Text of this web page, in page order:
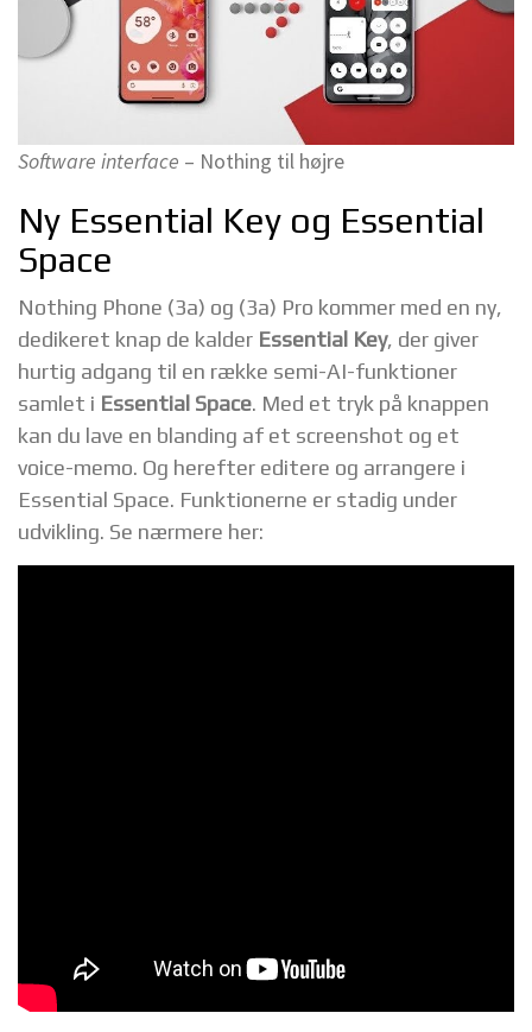
Software interface – Nothing til højre
Ny Essential Key og Essential
Space
Nothing Phone (3a) og (3a) Pro kommer med en ny,
dedikeret knap de kalder Essential Key, der giver
hurtig adgang til en række semi-AI-funktioner
samlet i Essential Space. Med et tryk på knappen
kan du lave en blanding af et screenshot og et
voice-memo. Og herefter editere og arrangere i
Essential Space. Funktionerne er stadig under
udvikling. Se nærmere her: